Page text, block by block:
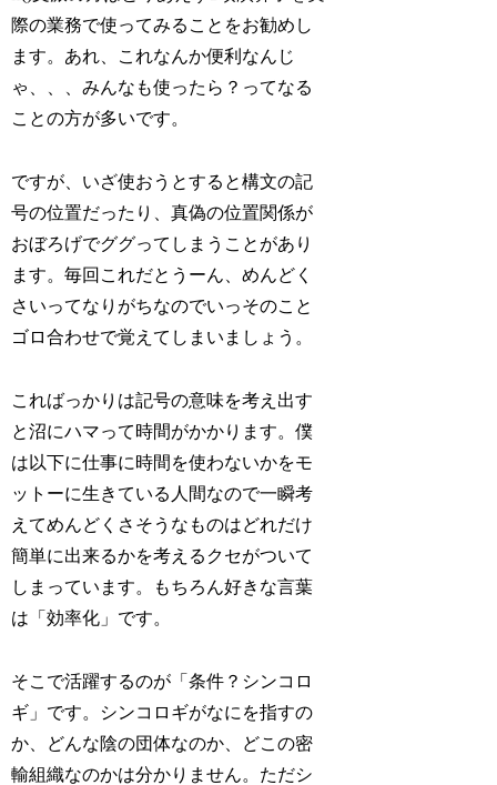
際の業務で使ってみることをお勧めし
ます。あれ、これなんか便利なんじ
ゃ、、、みんなも使ったら？ってなる
ことの方が多いです。
ですが、いざ使おうとすると構文の記
号の位置だったり、真偽の位置関係が
おぼろげでググってしまうことがあり
ます。毎回これだとうーん、めんどく
さいってなりがちなのでいっそのこと
ゴロ合わせで覚えてしまいましょう。
こればっかりは記号の意味を考え出す
と沼にハマって時間がかかります。僕
は以下に仕事に時間を使わないかをモ
ットーに生きている人間なので一瞬考
えてめんどくさそうなものはどれだけ
簡単に出来るかを考えるクセがついて
しまっています。もちろん好きな言葉
は「効率化」です。
そこで活躍するのが「条件？シンコロ
ギ」です。シンコロギがなにを指すの
か、どんな陰の団体なのか、どこの密
輸組織なのかは分かりません。ただシ